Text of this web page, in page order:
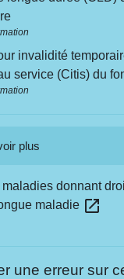
invalidité
service (Citis) du
plus
maladies donnant
maladie open_in_new
une erreur sur